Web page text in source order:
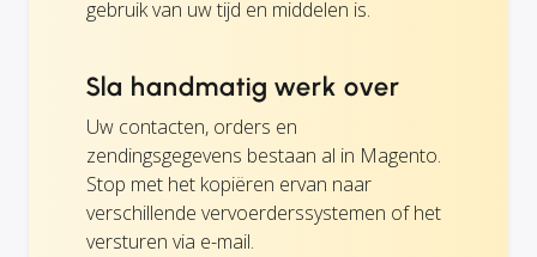
gebruik van uw tijd en middelen is.
Sla handmatig werk over
Uw contacten, orders en
zendingsgegevens bestaan al in Magento.
Stop met het kopiëren ervan naar
verschillende vervoerderssystemen of het
versturen via e-mail.